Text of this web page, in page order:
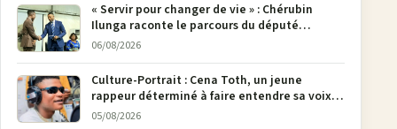
« Servir pour changer de vie » : Chérubin
Ilunga raconte le parcours du député
national Jethro Muyombi Tshimbu en 137
06/08/2026
Culture-Portrait : Cena Toth, un jeune
rappeur déterminé à faire entendre sa voix à
Bunia
05/08/2026